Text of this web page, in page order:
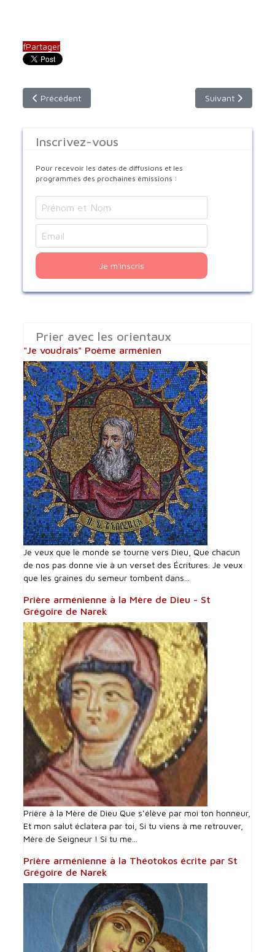
fPartager
Article précédent : dimanche 6 octobre 2019 - 9h30
Précédent Article suivant :
Suivant
Inscrivez-vous
Pour recevoir les dates de diffusions et les
programmes des prochaines émissions :
Je m'inscris
Prier avec les orientaux
"Je voudrais" Poème arménien
Je veux que le monde se tourne vers Dieu, Que chacun
de nos pas donne vie à un verset des Écritures. Je veux
que les graines du semeur tombent dans...
Prière arménienne à la Mère de Dieu - St
Grégoire de Narek
Prière à la Mère de Dieu Que s’élève par moi ton honneur,
Et mon salut éclatera par toi, Si tu viens à me retrouver,
Mère de Seigneur ! Si tu me...
Prière arménienne à la Théotokos écrite par St
Grégoire de Narek